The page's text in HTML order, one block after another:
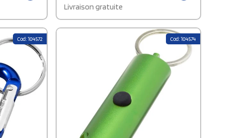
Livraison gratuite
Cod: 104572 Cod: 104574